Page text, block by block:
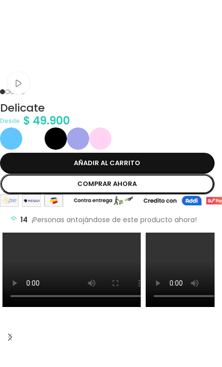
Delicate
Desde $ 49.900
AÑADIR AL CARRITO
COMPRAR AHORA
14 ¡Personas antojándose de este producto ahora!